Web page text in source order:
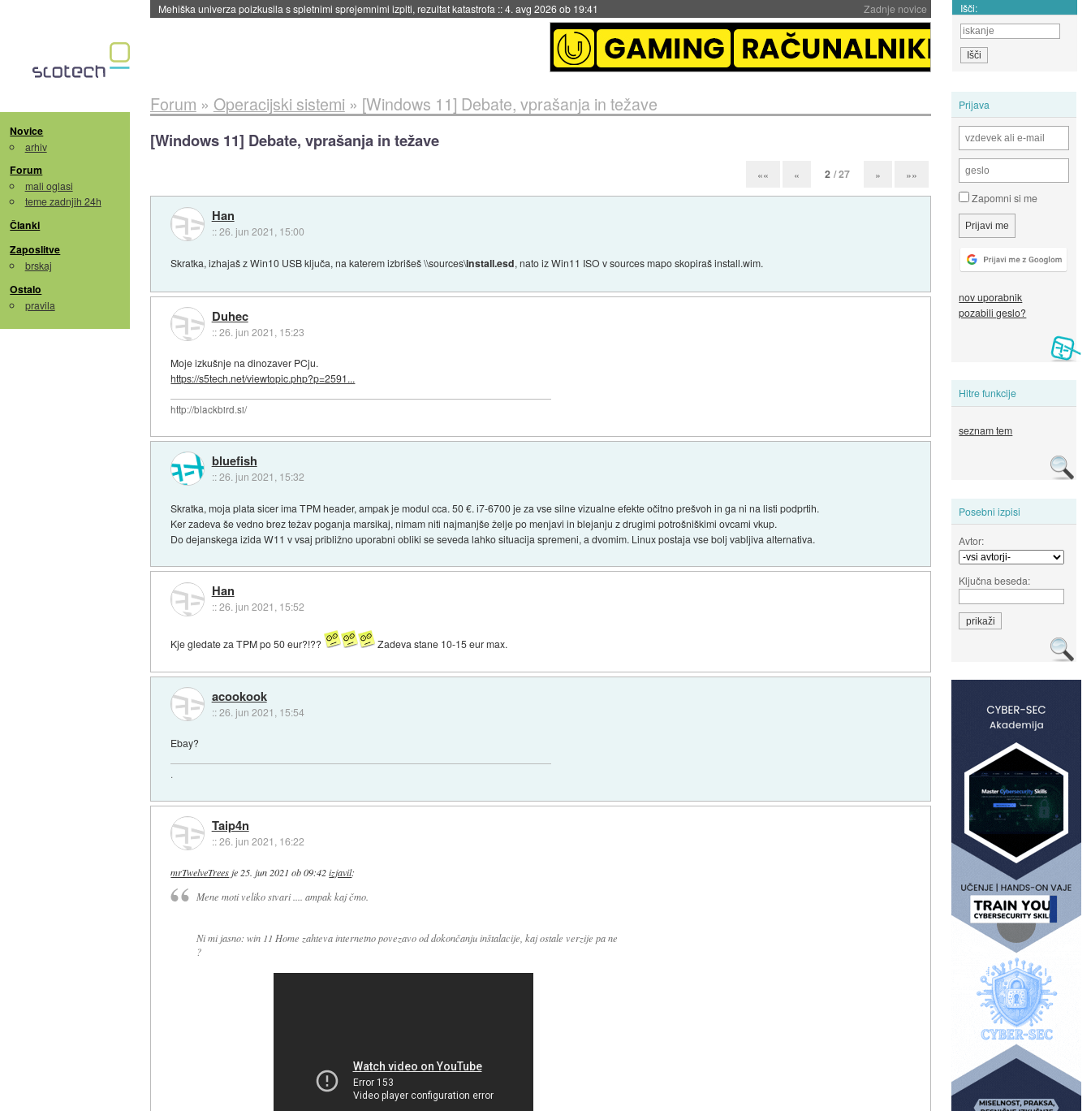
Zadnje novice
Evropska vesoljska agencija razvija svojo raketo za večkratno uporabo::4. avg 2026 ob 19:41 Išči:
Novice
arhiv
Forum
mali oglasi
teme zadnjih 24h
Članki
Zaposlitve
brskaj
Ostalo
pravila
Prijava
Zapomni si me
nov uporabnik
pozabili geslo?
Hitre funkcije
seznam tem
Posebni izpisi
Avtor:
Ključna beseda:
Forum » Operacijski sistemi » [Windows 11] Debate, vprašanja in težave
[Windows 11] Debate, vprašanja in težave
«« « 2 / 27 » »»
Han
::26. jun 2021, 15:00
Skratka, izhajaš z Win10 USB ključa, na katerem izbrišeš \\sources\install.esd, nato iz Win11 ISO v sources mapo skopiraš install.wim.
Duhec
::26. jun 2021, 15:23
Moje izkušnje na dinozaver PCju.
https://s5tech.net/viewtopic.php?p=2591...
http://blackbird.si/
bluefish
::26. jun 2021, 15:32
Skratka, moja plata sicer ima TPM header, ampak je modul cca. 50 €. i7-6700 je za vse silne vizualne efekte očitno prešvoh in ga ni na listi podprtih.
Ker zadeva še vedno brez težav poganja marsikaj, nimam niti najmanjše želje po menjavi in blejanju z drugimi potrošniškimi ovcami vkup.
Do dejanskega izida W11 v vsaj približno uporabni obliki se seveda lahko situacija spremeni, a dvomim. Linux postaja vse bolj vabljiva alternativa.
Han
::26. jun 2021, 15:52
Kje gledate za TPM po 50 eur?!?? Zadeva stane 10-15 eur max.
acookook
::26. jun 2021, 15:54
Ebay?
.
Taip4n
::26. jun 2021, 16:22
mrTwelveTrees je 25. jun 2021 ob 09:42 izjavil:
Mene moti veliko stvari .... ampak kaj čmo.
Ni mi jasno: win 11 Home zahteva internetno povezavo od dokončanju inštalacije, kaj ostale verzije pa ne
?